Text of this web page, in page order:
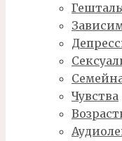
Чувства